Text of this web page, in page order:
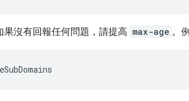
沒有回報任何問題，請提高 max-age 。